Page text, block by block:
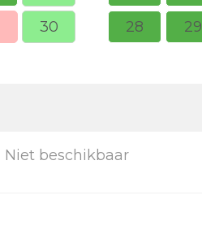
30 28 29
Niet beschikbaar